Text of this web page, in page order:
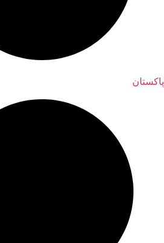
پاکستان